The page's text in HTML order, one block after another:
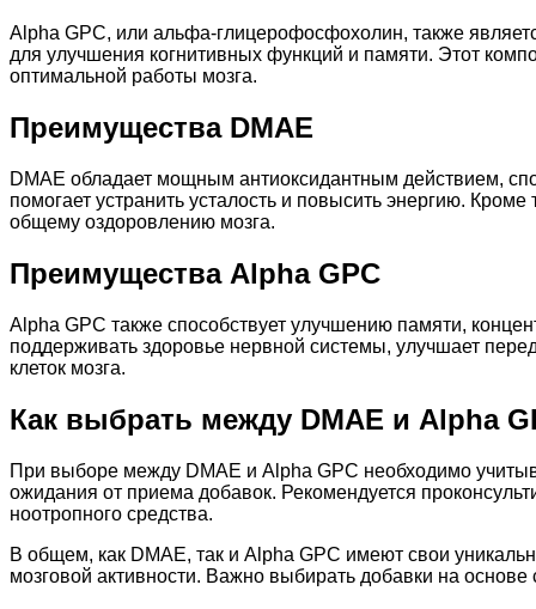
Alpha GPC, или альфа-глицерофосфохолин, также
для улучшения когнитивных функций и памяти. Этот
оптимальной работы мозга.
Преимущества DMAE
DMAE обладает мощным антиоксидантным действием,
помогает устранить усталость и повысить энергию.
общему оздоровлению мозга.
Преимущества Alpha GPC
Alpha GPC также способствует улучшению памяти,
поддерживать здоровье нервной системы, улучшает
клеток мозга.
Как выбрать между DMAE и Alpha
При выборе между DMAE и Alpha GPC необходимо
ожидания от приема добавок. Рекомендуется
ноотропного средства.
В общем, как DMAE, так и Alpha GPC имеют свои
мозговой активности. Важно выбирать добавки на